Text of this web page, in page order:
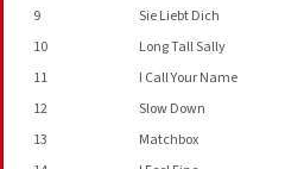
9
Sie Liebt Dich
10
Long Tall Sally
11
I Call Your Name
12
Slow Down
13
Matchbox